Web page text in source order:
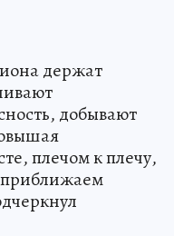
держат
добывают
плечом к плечу,